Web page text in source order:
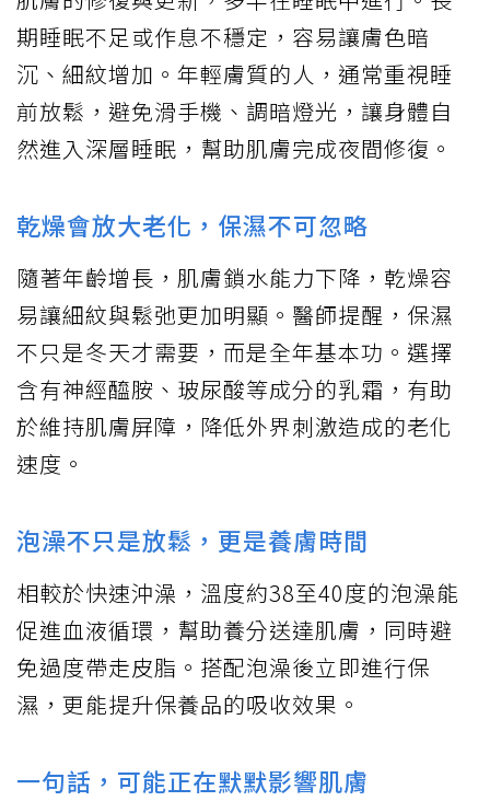
期睡眠不足或作息不穩定，容易讓膚色暗
沉、細紋增加。年輕膚質的人，通常重視睡
前放鬆，避免滑手機、調暗燈光，讓身體自
然進入深層睡眠，幫助肌膚完成夜間修復。
乾燥會放大老化，保濕不可忽略
隨著年齡增長，肌膚鎖水能力下降，乾燥容
易讓細紋與鬆弛更加明顯。醫師提醒，保濕
不只是冬天才需要，而是全年基本功。選擇
含有神經醯胺、玻尿酸等成分的乳霜，有助
於維持肌膚屏障，降低外界刺激造成的老化
速度。
泡澡不只是放鬆，更是養膚時間
相較於快速沖澡，溫度約38至40度的泡澡能
促進血液循環，幫助養分送達肌膚，同時避
免過度帶走皮脂。搭配泡澡後立即進行保
濕，更能提升保養品的吸收效果。
一句話，可能正在默默影響肌膚